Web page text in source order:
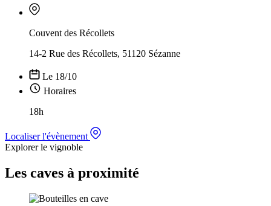
Couvent des Récollets
14-2 Rue des Récollets, 51120 Sézanne
Le 18/10
Horaires
18h
Localiser l'évènement
Explorer le vignoble
Les caves à proximité